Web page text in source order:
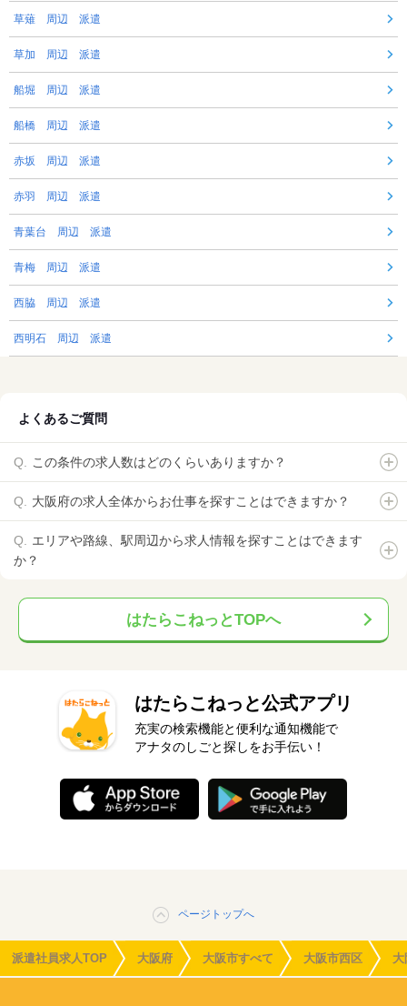
草薙 周辺 派遣
草加 周辺 派遣
船堀 周辺 派遣
船橋 周辺 派遣
赤坂 周辺 派遣
赤羽 周辺 派遣
青葉台 周辺 派遣
青梅 周辺 派遣
西脇 周辺 派遣
西明石 周辺 派遣
よくあるご質問
この条件の求人数はどのくらいありますか？
大阪府の求人全体からお仕事を探すことはできますか？
エリアや路線、駅周辺から求人情報を探すことはできます
か？
はたらこねっとTOPへ
はたらこねっと公式アプリ
充実の検索機能と便利な通知機能で
アナタのしごと探しをお手伝い！
ページトップへ
派遣社員求人TOP 大阪府 大阪市すべて 大阪市西区